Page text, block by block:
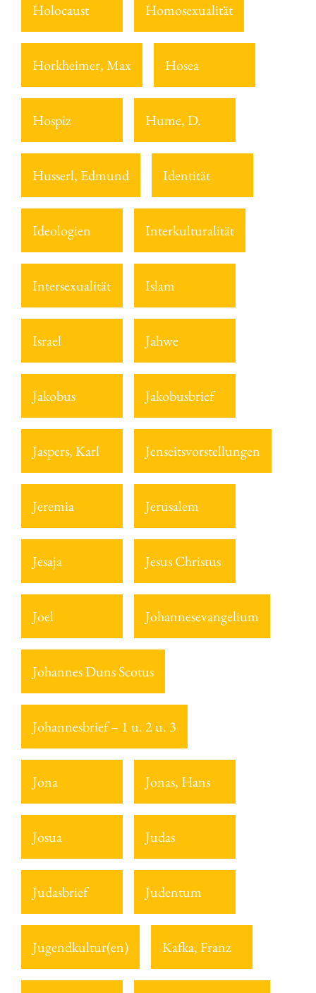
Holocaust Homosexualität
Horkheimer, Max Hosea
Hospiz Hume, D.
Husserl, Edmund Identität
Ideologien Interkulturalität
Intersexualität Islam
Israel Jahwe
Jakobus Jakobusbrief
Jaspers, Karl Jenseitsvorstellungen
Jeremia Jerusalem
Jesaja Jesus Christus
Joel Johannesevangelium
Johannes Duns Scotus
Johannesbrief – 1 u. 2 u. 3
Jona Jonas, Hans
Josua Judas
Judasbrief Judentum
Jugendkultur(en) Kafka, Franz